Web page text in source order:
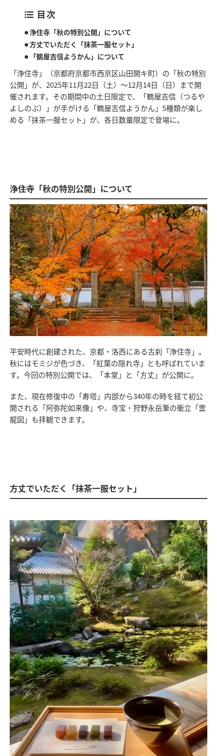
目次
浄住寺「秋の特別公開」について
方丈でいただく「抹茶一服セット」
「鶴屋吉信ようかん」について
「浄住寺」（京都府京都市西京区山田開キ町）の「秋の特別
公開」が、2025年11月22日（土）～12月14日（日）まで開
催されます。その期間中の土日限定で、「鶴屋吉信（つるや
よしのぶ）」が手がける「鶴屋吉信ようかん」5種類が楽し
める「抹茶一服セット」が、各日数量限定で登場に。
浄住寺「秋の特別公開」について
平安時代に創建された、京都・洛西にある古刹「浄住寺」。
秋にはモミジが色づき、「紅葉の隠れ寺」とも呼ばれていま
す。今回の特別公開では、「本堂」と「方丈」が公開に。
また、現在修復中の「寿塔」内部から340年の時を経て初公
開される「阿弥陀如来像」や、寺宝・狩野永岳筆の衝立「雲
龍図」も拝観できます。
方丈でいただく「抹茶一服セット」